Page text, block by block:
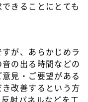
きることにとても
が、あらかじめラ
の出る時間などの
見・ご要望がある
改善するという方
射パネルなどを工